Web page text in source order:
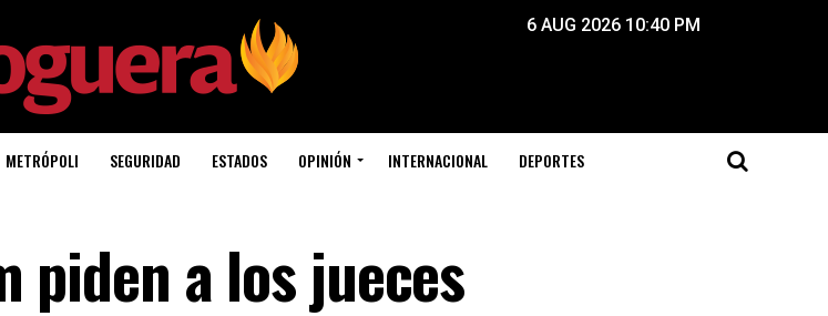
6 AUG 2026 10:40 PM
METRÓPOLI SEGURIDAD ESTADOS OPINIÓN INTERNACIONAL DEPORTES
piden a los jueces